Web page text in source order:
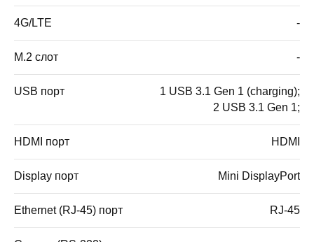
4G/LTE -
M.2 слот -
USB порт
1 USB 3.1 Gen 1 (charging);
2 USB 3.1 Gen 1;
HDMI порт HDMI
Display порт Mini DisplayPort
Ethernet (RJ-45) порт RJ-45